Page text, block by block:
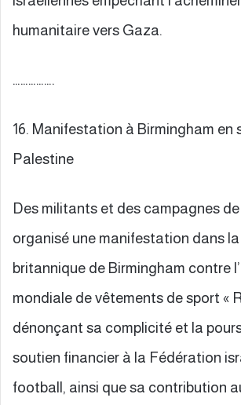
humanitaire vers Gaza.
…………….
16. Manifestation à Birmingham en
Palestine
Des militants et des campagnes
organisé une manifestation dans
britannique de Birmingham contre
mondiale de vêtements de sport «
dénonçant sa complicité et la
soutien financier à la Fédération
football, ainsi que sa contribution